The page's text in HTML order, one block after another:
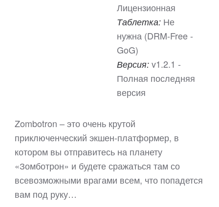
Лицензионная
Таблетка: Не
нужна (DRM-Free -
GoG)
Версия: v1.2.1 -
Полная последняя
версия
Zombotron – это очень крутой
приключенческий экшен-платформер, в
котором вы отправитесь на планету
«Зомботрон» и будете сражаться там со
всевозможными врагами всем, что попадется
вам под руку…